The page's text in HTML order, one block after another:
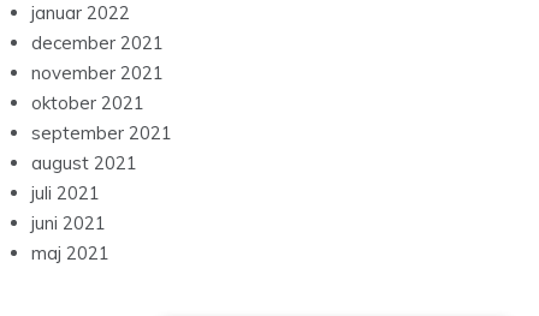
januar 2022
december 2021
november 2021
oktober 2021
september 2021
august 2021
juli 2021
juni 2021
maj 2021